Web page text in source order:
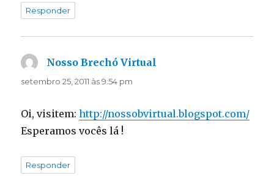
Responder
Nosso Brechó Virtual
setembro 25, 2011 às 9:54 pm
Oi, visitem:http://nossobvirtual.blogspot.com/
Esperamos vocês lá !
Responder